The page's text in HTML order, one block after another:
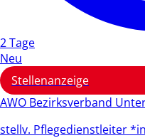
2 Tage
Neu
Stellenanzeige
AWO Bezirksverband
stellv. Pflegedienstleiter